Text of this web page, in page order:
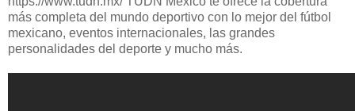
más completa del mundo deportivo con lo mejor del fútbol
mexicano, eventos internacionales, las grandes
personalidades del deporte y mucho más.